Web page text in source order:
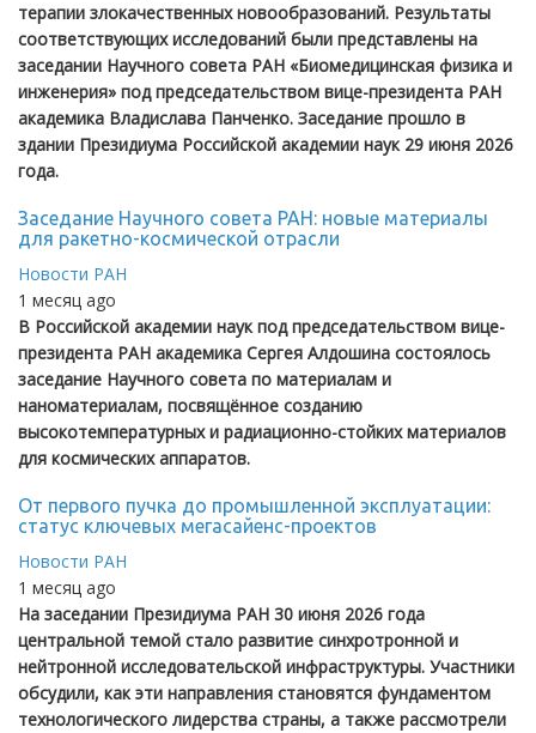
терапии злокачественных новообразований. Результаты
соответствующих исследований были представлены на
заседании Научного совета РАН «Биомедицинская физика и
инженерия» под председательством вице-президента РАН
академика Владислава Панченко. Заседание прошло в
здании Президиума Российской академии наук 29 июня 2026
года.
Заседание Научного совета РАН: новые материалы
для ракетно-космической отрасли
Новости РАН
1 месяц ago
В Российской академии наук под председательством вице-
президента РАН академика Сергея Алдошина состоялось
заседание Научного совета по материалам и
наноматериалам, посвящённое созданию
высокотемпературных и радиационно-стойких материалов
для космических аппаратов.
От первого пучка до промышленной эксплуатации:
статус ключевых мегасайенс-проектов
Новости РАН
1 месяц ago
На заседании Президиума РАН 30 июня 2026 года
центральной темой стало развитие синхротронной и
нейтронной исследовательской инфраструктуры. Участники
обсудили, как эти направления становятся фундаментом
технологического лидерства страны, а также рассмотрели